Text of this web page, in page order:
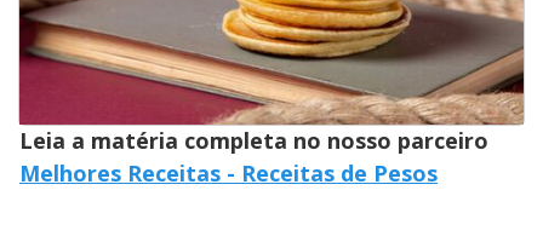
Leia a matéria completa no nosso parceiro
Melhores Receitas - Receitas de Pesos